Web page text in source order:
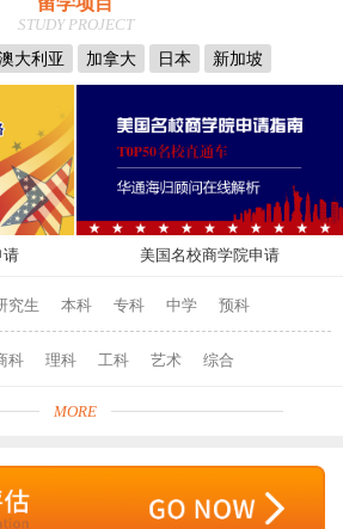
STUDY PROJECT
大利亚 加拿大 日本 新加坡
请 美国名校商学院申请
究生 本科 专科 中学 预科
科 理科 工科 艺术 综合
MORE